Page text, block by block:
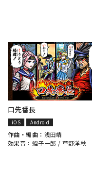
口先番長
iOS Android
作曲・編曲： 浅田靖
効果音： 蛭子一郎 / 草野洋秋